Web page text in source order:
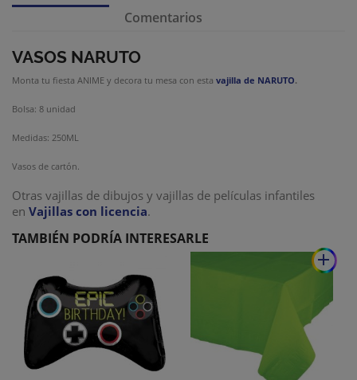
Comentarios
VASOS NARUTO
Monta tu fiesta ANIME y decora tu mesa con esta vajilla de NARUTO.
Bolsa: 8 unidad
Medidas: 250ML
Vasos de cartón.
Otras vajillas de dibujos y vajillas de películas infantiles
en Vajillas con licencia.
TAMBIÉN PODRÍA INTERESARLE
add